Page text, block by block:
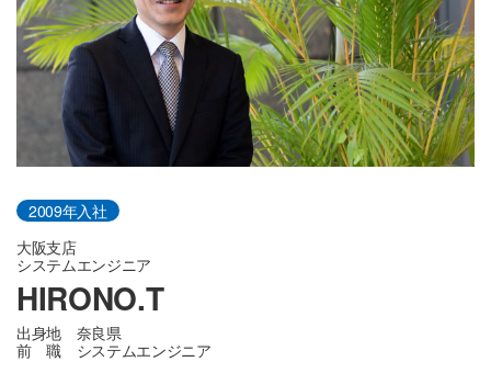
2009年入社
大阪支店
システムエンジニア
HIRONO.T
出身地 奈良県
前 職 システムエンジニア